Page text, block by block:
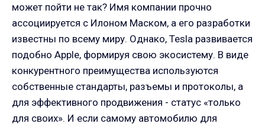
может пойти не так? Имя компании прочно
ассоциируется с Илоном Маском, а его разработки
известны по всему миру. Однако, Tesla развивается
подобно Apple, формируя свою экосистему. В виде
конкурентного преимущества используются
собственные стандарты, разъемы и протоколы, а
для эффективного продвижения - статус «только
для своих». И если самому автомобилю для